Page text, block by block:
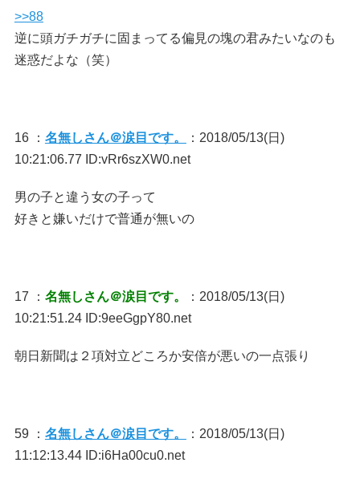
>>88
逆に頭ガチガチに固まってる偏見の塊の君みたいなのも
迷惑だよな（笑）
16 ： 名無しさん＠涙目です。
：2018/05/13(日)
10:21:06.77 ID:vRr6szXW0.net
男の子と違う女の子って
好きと嫌いだけで普通が無いの
17 ： 名無しさん＠涙目です。
：2018/05/13(日)
10:21:51.24 ID:9eeGgpY80.net
朝日新聞は２項対立どころか安倍が悪いの一点張り
59 ： 名無しさん＠涙目です。
：2018/05/13(日)
11:12:13.44 ID:i6Ha00cu0.net